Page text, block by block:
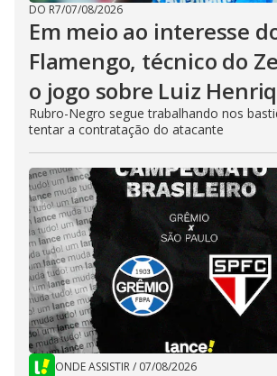
DO R7/07/08/2026
Em meio ao interesse
Flamengo, técnico do
o jogo sobre Luiz
Rubro-Negro segue trabalhando nos
tentar a contratação do atacante
ONDE ASSISTIR/ 07/08/2026